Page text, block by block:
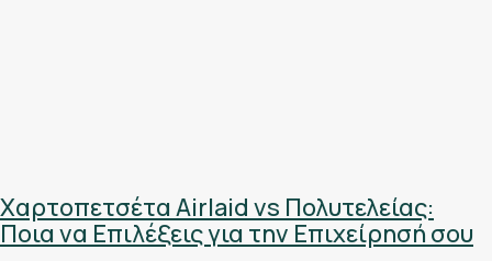
Χαρτοπετσέτα Airlaid vs Πολυτελείας:
Ποια να Επιλέξεις για την Επιχείρησή σου